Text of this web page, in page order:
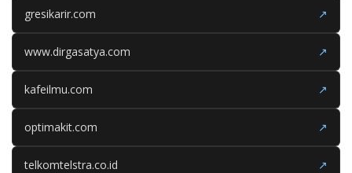
gresikarir.com ↗
www.dirgasatya.com ↗
kafeilmu.com ↗
optimakit.com ↗
telkomtelstra.co.id ↗